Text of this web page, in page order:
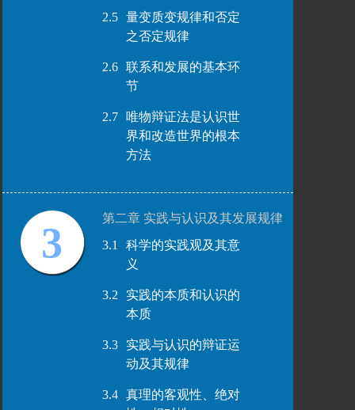
2.5
量变质变规律和否定
之否定规律
2.6
联系和发展的基本环
节
2.7
唯物辩证法是认识世
界和改造世界的根本
方法
3
第二章 实践与认识及其发展规律
3.1
科学的实践观及其意
义
3.2
实践的本质和认识的
本质
3.3
实践与认识的辩证运
动及其规律
3.4
真理的客观性、绝对